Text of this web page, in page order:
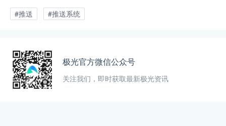
#推送 #推送系统
极光官方微信公众号
关注我们，即时获取最新极光资讯